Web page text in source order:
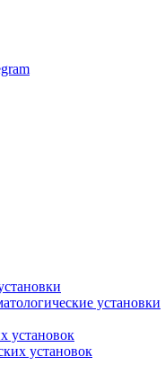
установки
установок
установок